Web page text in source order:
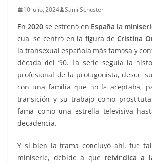
10 julio, 2024 Sami Schuster
En 2020 se estrenó en España la
cual se centró en la figura de Cristina
la transexual española más famosa y
década del ’90. La serie seguía la
profesional de la protagonista, desde
con una familia que no la aceptaba,
transición y su trabajo como
fama como una estrella televisiva
decadencia.
Y si bien la trama concluyó ahí, fue
miniserie, debido a que reivindica a